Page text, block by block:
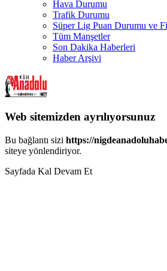
Hava Durumu
Trafik Durumu
Süper Lig Puan Durumu ve
Tüm Manşetler
Son Dakika Haberleri
Haber Arşivi
Web sitemizden ayrılıyorsunuz
Bu bağlantı sizi https://
siteye yönlendiriyor.
Sayfada Kal Devam Et